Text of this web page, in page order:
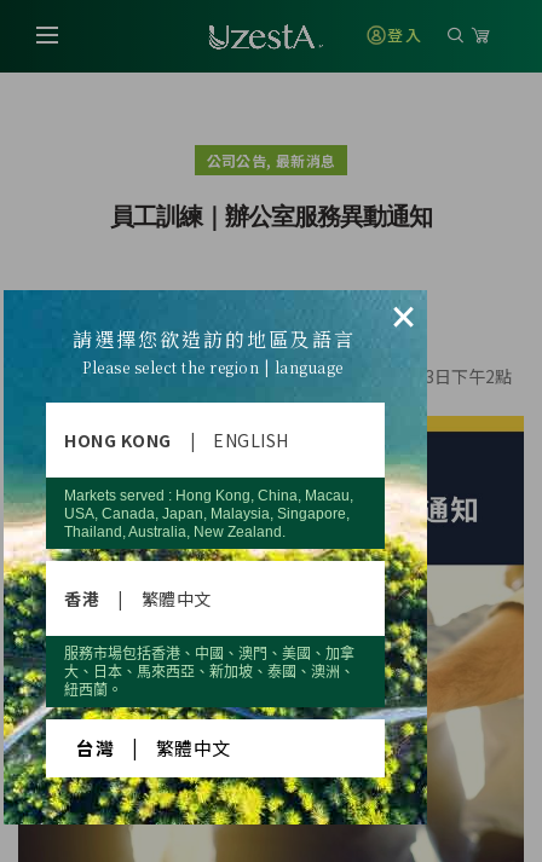
登入
公司公告, 最新消息
員工訓練｜辦公室服務異動通知
親愛的領袖您好，
因應員工訓練及內部會議，台北辦公室於2025年10月23日下午2點
後，將暫停現場及電話服務，造成不便，敬請見諒！
×
請選擇您欲造訪的地區及語言
Please select the region | language
HONG KONG | ENGLISH
Markets served : Hong Kong, China, Macau,
USA, Canada, Japan, Malaysia, Singapore,
Thailand, Australia, New Zealand.
香港 | 繁體中文
服務市場包括香港、中國、澳門、美國、加拿
大、日本、馬來西亞、新加坡、泰國、澳洲、
紐西蘭。
台灣 繁體中文